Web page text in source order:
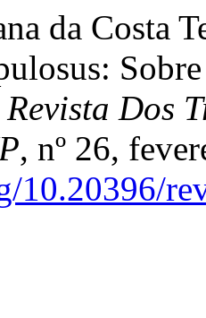
da Costa
Revista Dos
, nº 26,
10.20396/